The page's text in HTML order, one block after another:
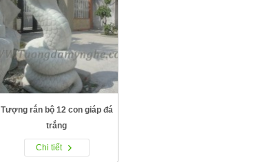
Tượng rắn bộ 12 con giáp đá
trắng
Chi tiết